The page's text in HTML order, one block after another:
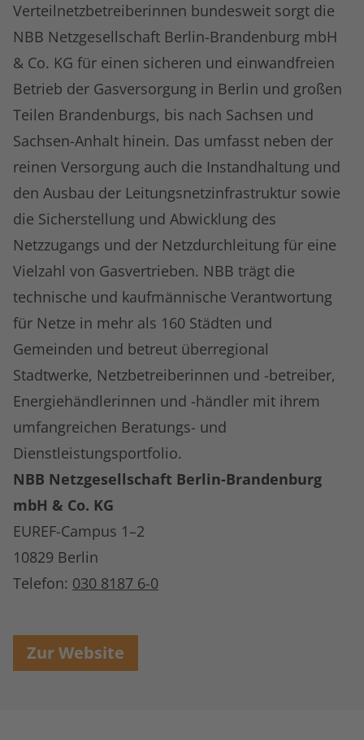
Verteilnetzbetreiberinnen bundesweit sorgt die
NBB Netzgesellschaft Berlin-Brandenburg mbH
& Co. KG für einen sicheren und einwandfreien
Betrieb der Gasversorgung in Berlin und großen
Teilen Brandenburgs, bis nach Sachsen und
Sachsen-Anhalt hinein. Das umfasst neben der
reinen Versorgung auch die Instandhaltung und
den Ausbau der Leitungsnetzinfrastruktur sowie
die Sicherstellung und Abwicklung des
Netzzugangs und der Netzdurchleitung für eine
Vielzahl von Gasvertrieben. NBB trägt die
technische und kaufmännische Verantwortung
für Netze in mehr als 160 Städten und
Gemeinden und betreut überregional
Stadtwerke, Netzbetreiberinnen und -betreiber,
Energiehändlerinnen und -händler mit ihrem
umfangreichen Beratungs- und
Dienstleistungsportfolio.
NBB Netzgesellschaft Berlin-Brandenburg
mbH & Co. KG
EUREF-Campus 1–2
10829 Berlin
Telefon: 030 8187 6-0
Zur Website